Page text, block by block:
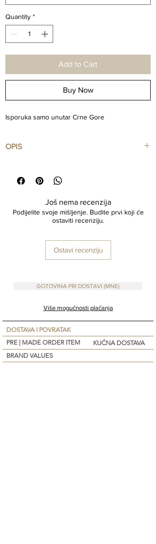
Quantity *
Add to Cart
Buy Now
Isporuka samo unutar Crne Gore
OPIS
• 70 x 80 cm
• Ručni rad u Crnoj Gori
• Akrilna boja i tekstura
• Okviri nisu uključeni, dobit ćete sliku bez
Još nema recenzija
Podijelite svoje mišljenje. Budite prvi koji će
ostaviti recenziju.
Ostavi recenziju
GOTOVINA PRI DOSTAVI (MNE)
Više mogućnosti plaćanja
DOSTAVA I POVRATAK
PRE | MADE ORDER ITEM
KUĆNA DOSTAVA
BRAND VALUES